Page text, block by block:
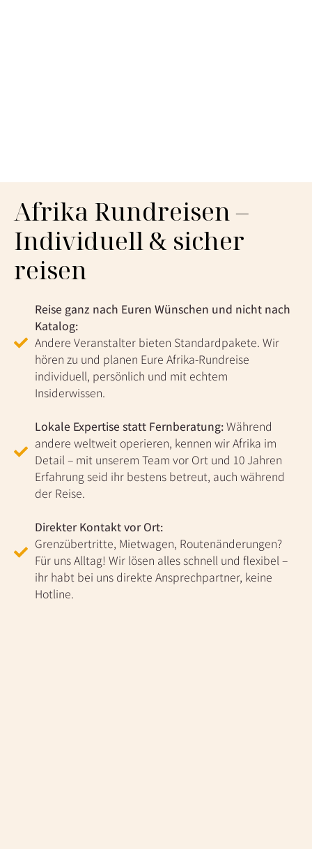
Afrika Rundreisen –
Individuell & sicher
reisen
Reise ganz nach Euren Wünschen und nicht nach
Katalog:
Andere Veranstalter bieten Standardpakete. Wir
hören zu und planen Eure Afrika-Rundreise
individuell, persönlich und mit echtem
Insiderwissen.
Lokale Expertise statt Fernberatung:Während
andere weltweit operieren, kennen wir Afrika im
Detail – mit unserem Team vor Ort und 10 Jahren
Erfahrung seid ihr bestens betreut, auch während
der Reise.
Direkter Kontakt vor Ort:
Grenzübertritte, Mietwagen, Routenänderungen?
Für uns Alltag! Wir lösen alles schnell und flexibel –
ihr habt bei uns direkte Ansprechpartner, keine
Hotline.